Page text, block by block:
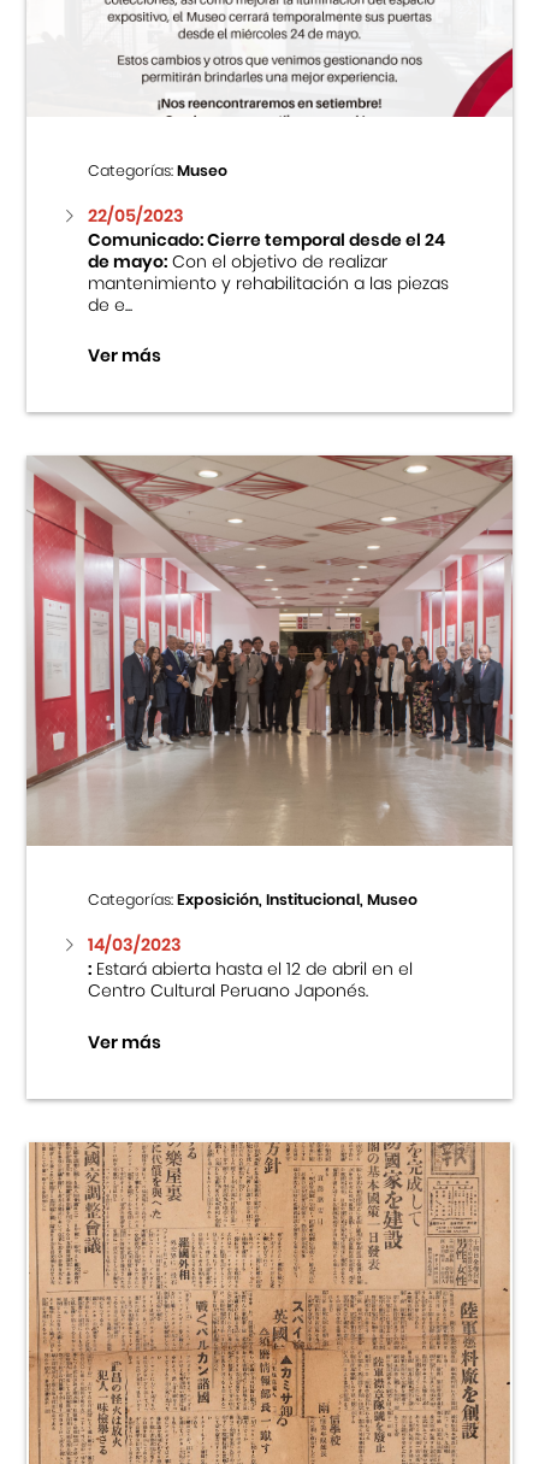
Centro Cultural Peruano Japonés
Museo de la Inmigración Japonesa
Fondo Editorial
Teatro Peruano Japonés
Categorías:Museo
22/05/2023
Comunicado: Cierre temporal desde el 24
de mayo:Con el objetivo de realizar
mantenimiento y rehabilitación a las piezas
de e...
Ver más
Categorías:Exposición, Institucional, Museo
14/03/2023
:Estará abierta hasta el 12 de abril en el
Centro Cultural Peruano Japonés.
Ver más